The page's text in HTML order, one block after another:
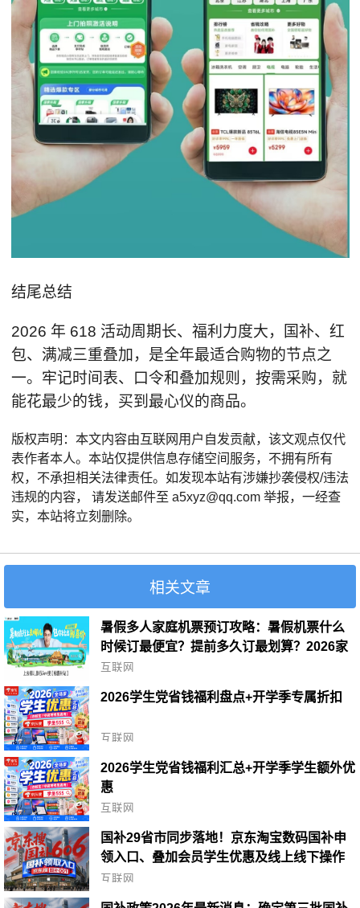
结尾总结
2026 年 618 活动周期长、福利力度大，国补、红
包、满减三重叠加，是全年最适合购物的节点之
一。牢记时间表、口令和叠加规则，按需采购，就
能花最少的钱，买到最心仪的商品。
版权声明：本文内容由互联网用户自发贡献，该文观点仅代
表作者本人。本站仅提供信息存储空间服务，不拥有所有
权，不承担相关法律责任。如发现本站有涉嫌抄袭侵权/违法
违规的内容， 请发送邮件至 a5xyz@qq.com 举报，一经查
实，本站将立刻删除。
相关文章
暑假多人家庭机票预订攻略：暑假机票什么
时候订最便宜？提前多久订最划算？2026家
庭出行省钱技巧
互联网
2026学生党省钱福利盘点+开学季专属折扣
互联网
2026学生党省钱福利汇总+开学季学生额外优
惠
互联网
国补29省市同步落地！京东淘宝数码国补申
领入口、叠加会员学生优惠及线上线下操作
流程一文明晰
互联网